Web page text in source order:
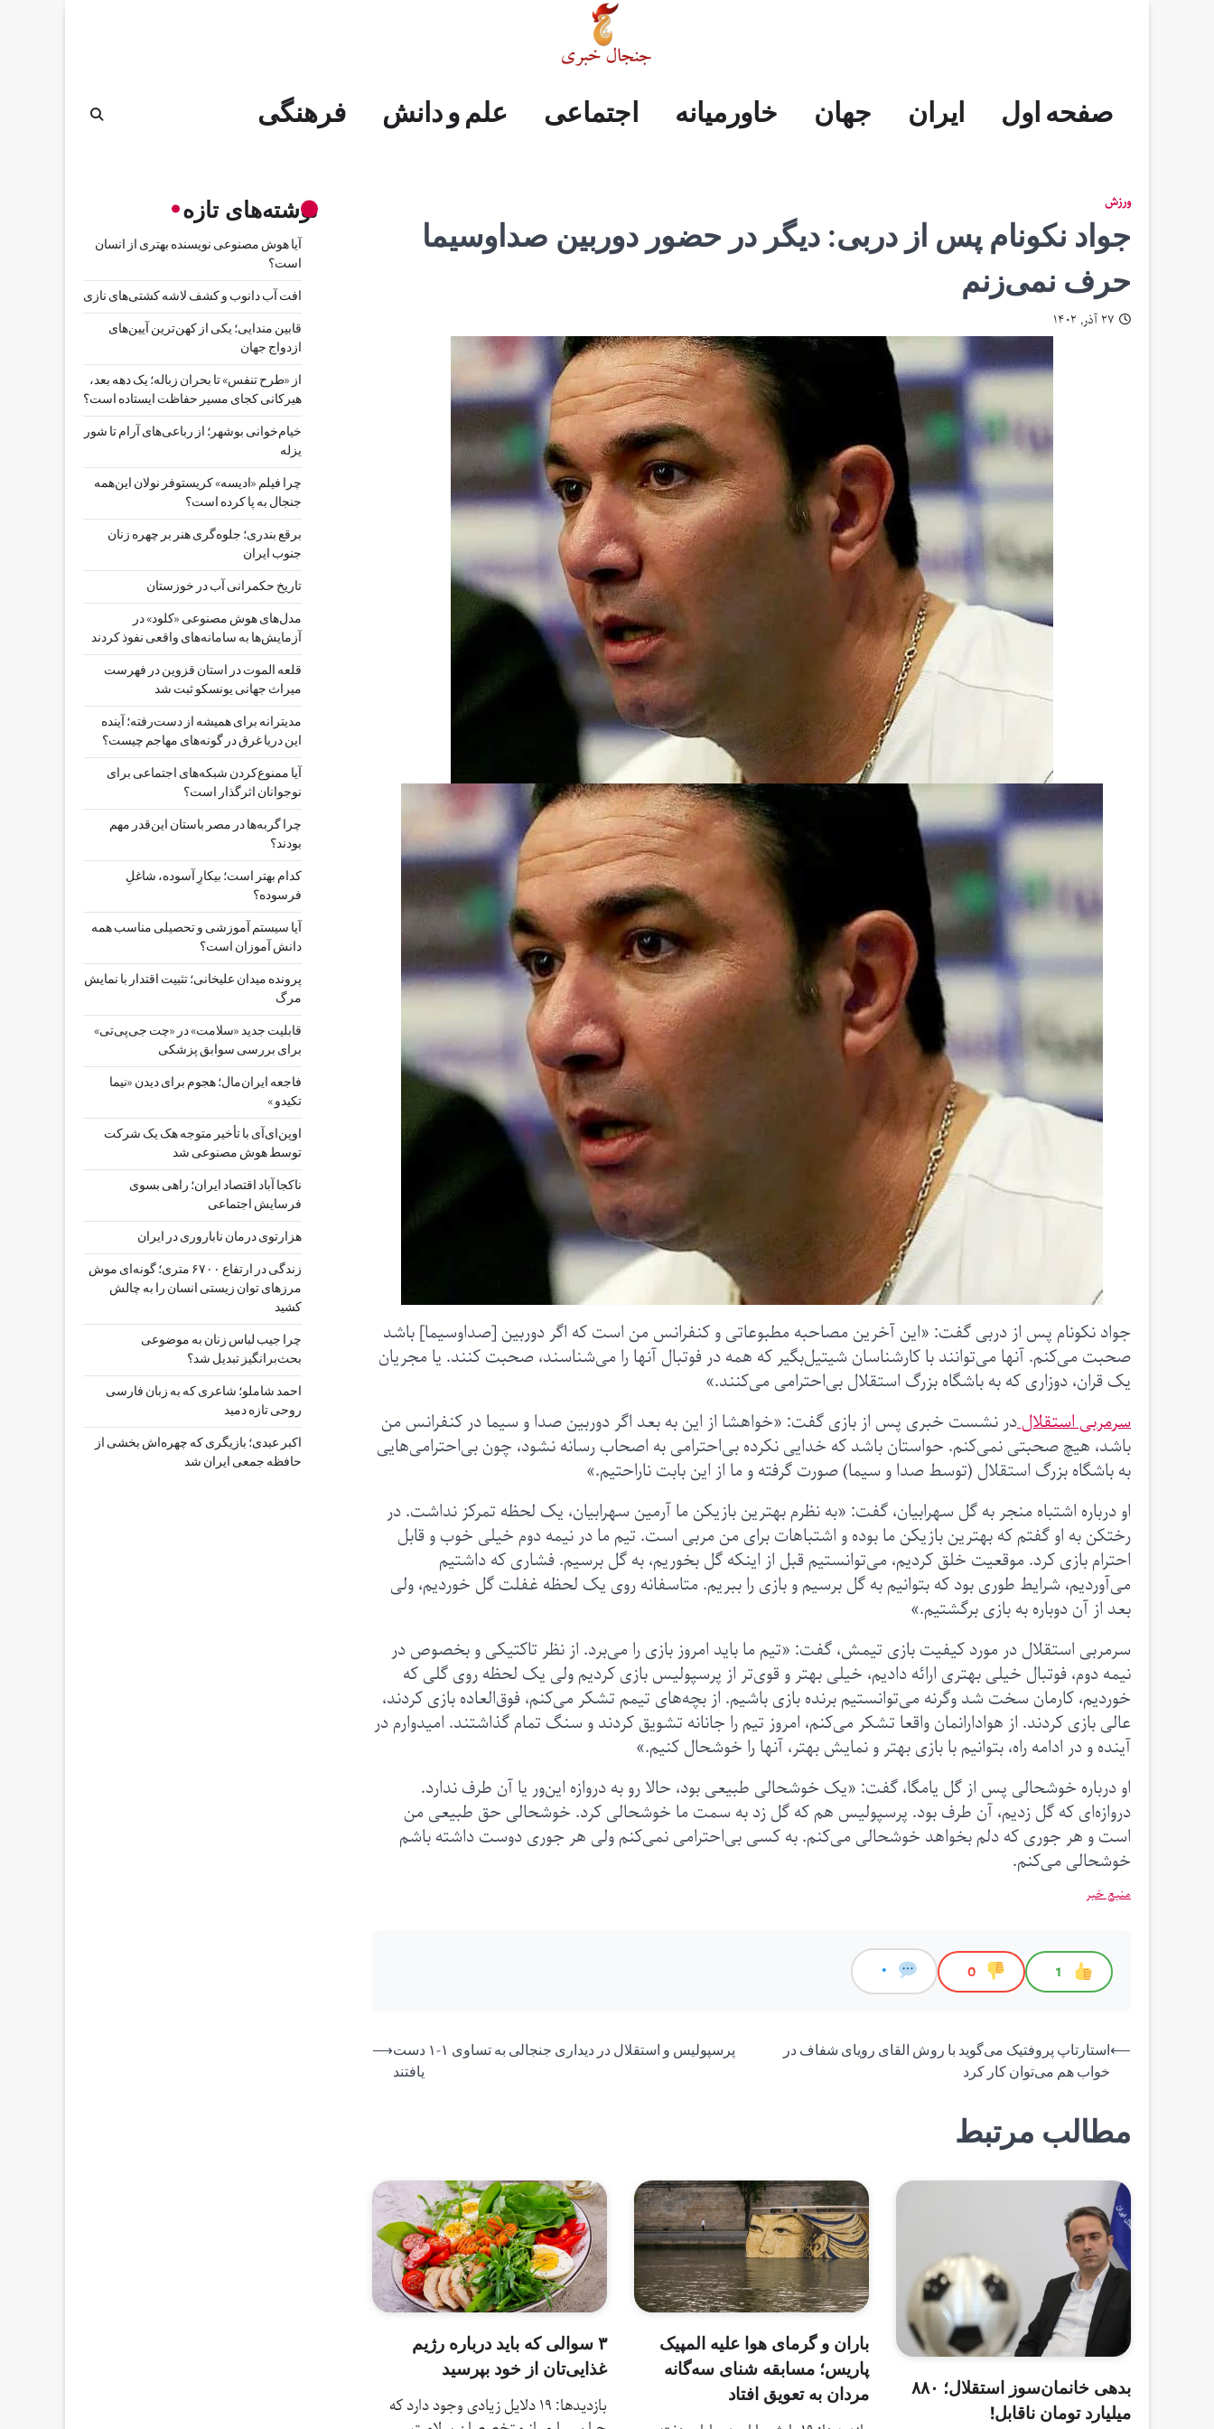
صفحه
ایران
جهان
خاورمیانه
اجتماعی
علم
فرهنگی
صفحه اول ایران جهان خاورمیانه اجتماعی علم و دانش فرهنگی
ورزش
جواد نکونام پس از دربی: دیگر در حضور دوربین صداوسیما
حرف نمی‌زنم
۲۷ آذر, ۱۴۰۲
جواد نکونام پس از دربی گفت: «این آخرین مصاحبه مطبوعاتی و کنفرانس من است که اگر دوربین [صداوسیما] باشد
صحبت می‌کنم. آنها می‌توانند با کارشناسان شیتیل‌بگیر که همه در فوتبال آنها را می‌شناسند، صحبت کنند. یا مجریان
یک قران، دوزاری که به باشگاه بزرگ استقلال بی‌احترامی می‌کنند.»
سرمربی استقلالدر نشست خبری پس از بازی گفت: «خواهشا از این به بعد اگر دوربین صدا و سیما در کنفرانس من
باشد، هیچ صحبتی نمی‌کنم. حواستان باشد که خدایی نکرده بی‌احترامی به اصحاب رسانه نشود، چون بی‌احترامی‌هایی
به باشگاه بزرگ استقلال (توسط صدا و سیما) صورت گرفته و ما از این بابت ناراحتیم.»
او درباره اشتباه منجر به گل سهرابیان، گفت: «به نظرم بهترین بازیکن ما آرمین سهرابیان، یک لحظه تمرکز نداشت. در
رختکن به او گفتم که بهترین بازیکن ما بوده و اشتباهات برای من مربی است. تیم ما در نیمه دوم خیلی خوب و قابل
احترام بازی کرد. موقعیت خلق کردیم، می‌توانستیم قبل از اینکه گل بخوریم، به گل برسیم. فشاری که داشتیم
می‌آوردیم،‌ شرایط طوری بود که بتوانیم به گل برسیم و بازی را ببریم. متاسفانه روی یک لحظه غفلت گل خوردیم، ولی
بعد از آن دوباره به بازی برگشتیم.»
سرمربی استقلال در مورد کیفیت بازی تیمش، گفت: «تیم ما باید امروز بازی را می‌برد. از نظر تاکتیکی و بخصوص در
نیمه دوم، فوتبال خیلی بهتری ارائه دادیم، خیلی بهتر و قوی‌تر از پرسپولیس بازی کردیم ولی یک لحظه روی گلی که
خوردیم، کارمان سخت شد وگرنه می‌توانستیم برنده بازی باشیم. از بچه‌های تیمم تشکر می‌کنم، فوق‌العاده بازی کردند،
عالی بازی کردند. از هوادارانمان واقعا تشکر می‌کنم، امروز تیم را جانانه تشویق کردند و سنگ تمام گذاشتند. امیدوارم در
آینده و در ادامه راه، بتوانیم با بازی بهتر و نمایش بهتر، آنها را خوشحال کنیم.»
او درباره خوشحالی پس از گل یامگا، گفت: «یک خوشحالی طبیعی بود، حالا رو به دروازه این‌ور یا آن طرف ندارد.
دروازه‌ای که گل زدیم، آن طرف بود. پرسپولیس هم که گل زد به سمت ما خوشحالی کرد. خوشحالی حق طبیعی من
است و هر جوری که دلم بخواهد خوشحالی می‌کنم. به کسی بی‌احترامی نمی‌کنم ولی هر جوری دوست داشته باشم
خوشحالی می‌کنم.
منبع خبر
1
0
0
راهبری
نوشته
⟵ استارتاپ پروفتیک می‌گوید با روش القای رویای شفاف در
خواب هم می‌توان کار کرد
پرسپولیس و استقلال در دیداری جنجالی به تساوی ۱-۱ دست
یافتند
⟶
مطالب مرتبط
بدهی خانمان‌سوز استقلال؛ ۸۸۰
میلیارد تومان ناقابل!
باران و گرمای هوا علیه المپیک
پاریس؛ مسابقه شنای سه‌گانه
مردان به تعویق افتاد
۳ سوالی که باید درباره رژیم
غذایی‌تان از خود بپرسید
بازدیدها: 19 دلایل زیادی وجود دارد که
نوشته‌های تازه
آیا هوش مصنوعی نویسنده بهتری از انسان
است؟
افت آب دانوب و کشف لاشه کشتی‌های نازی
قابین مندایی؛ یکی از کهن‌ترین آیین‌های
ازدواج جهان
از «طرح تنفس» تا بحران زباله؛ یک دهه بعد،
هیرکانی کجای مسیر حفاظت ایستاده است؟
خیام‌خوانی بوشهر؛ از رباعی‌های آرام تا شور
یزله
چرا فیلم «ادیسه» کریستوفر نولان این‌همه
جنجال به پا کرده است؟
برقع بندری؛ جلوه‌گری هنر بر چهره زنان
جنوب ایران
تاریخ حکمرانی آب در خوزستان
مدل‌های هوش مصنوعی «کلود» در
آزمایش‌ها به سامانه‌های واقعی نفوذ کردند
قلعه الموت در استان قزوین در فهرست
میراث جهانی یونسکو ثبت شد
مدیترانه برای همیشه از دست‌رفته؛ آینده
این دریا غرق در گونه‌های مهاجم چیست؟
آیا ممنوع‌کردن شبکه‌های اجتماعی برای
نوجوانان اثرگذار است؟
چرا گربه‌ها در مصر باستان این‌قدر مهم
بودند؟
کدام بهتر است؛ بیکارِ آسوده، شاغلِ
فرسوده؟
آیا سیستم آموزشی و تحصیلی مناسب همه
دانش آموزان است؟
پرونده میدان علیخانی؛ تثبیت اقتدار با نمایش
مرگ
قابلیت جدید «سلامت» در «چت ‌جی‌پی‌تی»
برای بررسی سوابق پزشکی
فاجعه ایران‌مال؛ هجوم برای دیدن «نیما
تکیدو »
اوپن‌ای‌آی با تأخیر متوجه هک یک شرکت
توسط هوش مصنوعی شد
ناکجا آباد اقتصاد ایران؛ راهی بسوی
فرسایش اجتماعی
هزارتوی درمان ناباروری در ایران
زندگی در ارتفاع ۶۷۰۰ متری؛ گونه‌ای موش
مرزهای توان زیستی انسان را به چالش
کشید
چرا جیب‌ لباس زنان به موضوعی
بحث‌برانگیز تبدیل شد؟
احمد شاملو؛ شاعری که به زبان فارسی
روحی تازه دمید
اکبر عبدی؛ بازیگری که چهره‌اش بخشی از
حافظه جمعی ایران شد